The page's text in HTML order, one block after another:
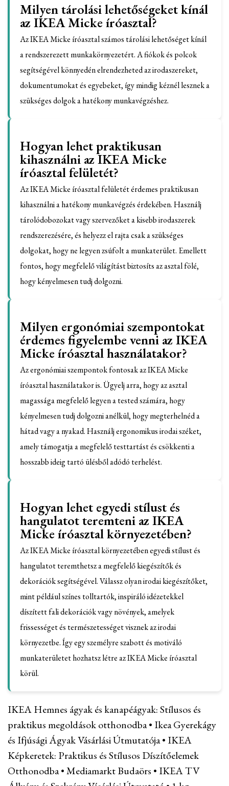
Milyen tárolási lehetőségeket kínál
az IKEA Micke íróasztal?
Az IKEA Micke íróasztal számos tárolási lehetőséget kínál
a rendszerezett munkakörnyezetért. A fiókok és polcok
segítségével könnyedén elrendezheted az irodaszereket,
dokumentumokat és egyebeket, így mindig kéznél lesznek a
szükséges dolgok a hatékony munkavégzéshez.
Hogyan lehet praktikusan
kihasználni az IKEA Micke
íróasztal felületét?
Az IKEA Micke íróasztal felületét érdemes praktikusan
kihasználni a hatékony munkavégzés érdekében. Használj
tárolódobozokat vagy szervezőket a kisebb irodaszerek
rendszerezésére, és helyezz el rajta csak a szükséges
dolgokat, hogy ne legyen zsúfolt a munkaterület. Emellett
fontos, hogy megfelelő világítást biztosíts az asztal fölé,
hogy kényelmesen tudj dolgozni.
Milyen ergonómiai szempontokat
érdemes figyelembe venni az IKEA
Micke íróasztal használatakor?
Az ergonómiai szempontok fontosak az IKEA Micke
íróasztal használatakor is. Ügyelj arra, hogy az asztal
magassága megfelelő legyen a tested számára, hogy
kényelmesen tudj dolgozni anélkül, hogy megterhelnéd a
hátad vagy a nyakad. Használj ergonomikus irodai széket,
amely támogatja a megfelelő testtartást és csökkenti a
hosszabb ideig tartó ülésből adódó terhelést.
Hogyan lehet egyedi stílust és
hangulatot teremteni az IKEA
Micke íróasztal környezetében?
Az IKEA Micke íróasztal környezetében egyedi stílust és
hangulatot teremthetsz a megfelelő kiegészítők és
dekorációk segítségével. Válassz olyan irodai kiegészítőket,
mint például színes tolltartók, inspiráló idézetekkel
díszített fali dekorációk vagy növények, amelyek
frissességet és természetességet visznek az irodai
környezetbe. Így egy személyre szabott és motiváló
munkaterületet hozhatsz létre az IKEA Micke íróasztal
körül.
IKEA Hemnes ágyak és kanapéágyak: Stílusos és
praktikus megoldások otthonodba• Ikea Gyerekágy
és Ifjúsági Ágyak Vásárlási Útmutatója• IKEA
Képkeretek: Praktikus és Stílusos Díszítőelemek
Otthonodba•Mediamarkt Budaörs • IKEA TV